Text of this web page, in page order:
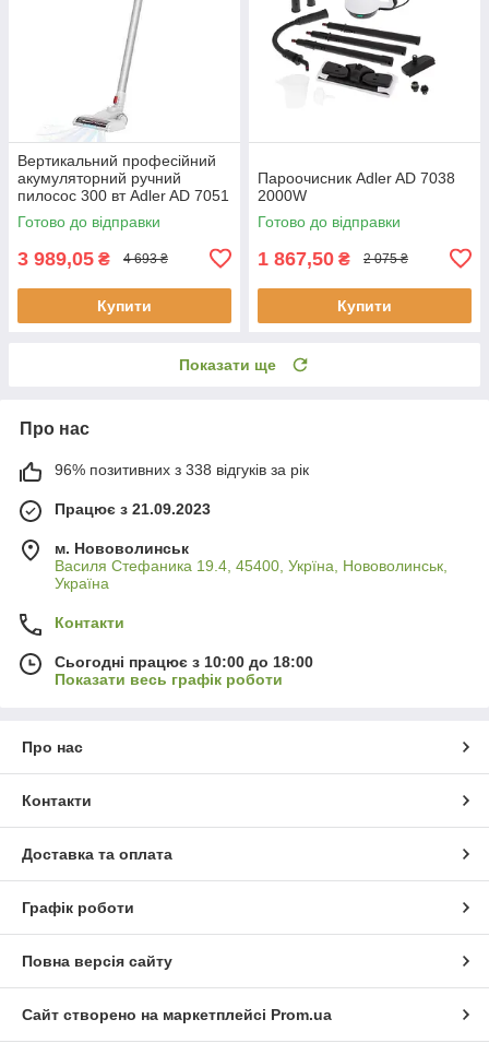
Вертикальний професійний
акумуляторний ручний
пилосос 300 вт Adler AD 7051
Готово до відправки
3 989,05 ₴ 4 693 ₴
Купити
Пароочисник Adler AD 7038
2000W
Готово до відправки
1 867,50 ₴ 2 075 ₴
Купити
Показати ще
Про нас
96% позитивних з 338 відгуків за рік
Працює з 21.09.2023
м. Нововолинськ
Василя Стефаника 19.4, 45400, Укрїна, Нововолинськ,
Україна
Контакти
Сьогодні працює з 10:00 до 18:00
Показати весь графік роботи
Про нас
Контакти
Доставка та оплата
Графік роботи
Повна версія сайту
Сайт створено на маркетплейсі Prom.ua